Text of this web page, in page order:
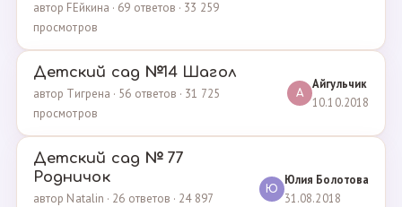
автор FEйкина · 69 ответов · 33 259
просмотров
Детский сад №14 Шагол
автор Тигрена · 56 ответов · 31 725
просмотров
А
Айгульчик
10.10.2018
Детский сад № 77
Родничок
автор Natalin · 26 ответов · 24 897
Ю
Юлия Болотова
31.08.2018